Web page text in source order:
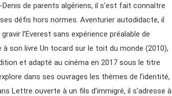
de parents algériens, il s’est fait connaître
défis hors normes. Aventurier autodidacte, il
l’Everest sans expérience préalable de
son livre Un tocard sur le toit du monde (2010),
et adapté au cinéma en 2017 sous le titre
dans ses ouvrages les thèmes de l’identité,
Lettre ouverte à un fils d’immigré, il s’adresse à